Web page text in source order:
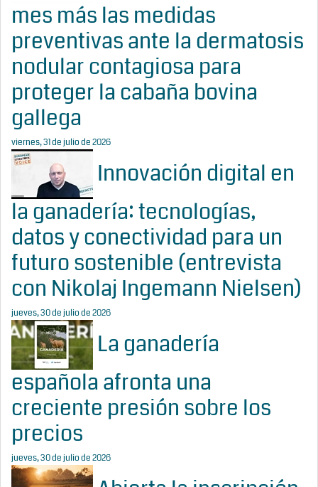
mes más las medidas
preventivas ante la dermatosis
nodular contagiosa para
proteger la cabaña bovina
gallega
viernes, 31 de julio de 2026
Innovación digital en
la ganadería: tecnologías,
datos y conectividad para un
futuro sostenible (entrevista
con Nikolaj Ingemann Nielsen)
jueves, 30 de julio de 2026
La ganadería
española afronta una
creciente presión sobre los
precios
jueves, 30 de julio de 2026